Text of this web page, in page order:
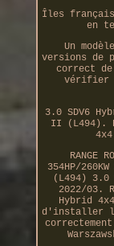
Îles
en
Un
versions de
correct de
vérifier
3.0 SDV6
II (L494).
RANGE
354HP/
(L494) 3.0
2022/03.
Hybrid
d'installer